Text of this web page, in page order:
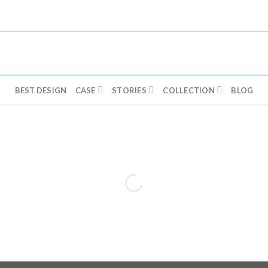
BEST DESIGN CASE STORIES COLLECTION BLOG